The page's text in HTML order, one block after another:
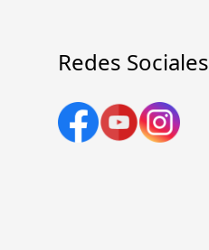
Redes Sociales